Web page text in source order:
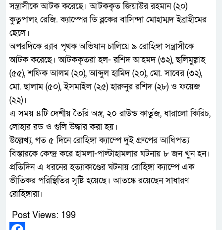
সন্ত্রাসীকে আটক করেছে। আটককৃত জিয়াউর রহমান (২০)
কুতুপালং রেজি. ক্যাম্পের ডি ব্লকের বাসিন্দা মোহাম্মদ ইব্রাহীমের
ছেলে।
অপরদিকে র‌্যাব পৃথক অভিযান চালিয়ে ৯ রোহিঙ্গা সন্ত্রাসীকে
আটক করেছে। আটককৃতরা হল- রশিদ আহমদ (৩২), ছলিমুল্লাহ
(৫৫), শফিক আলম (২০), আব্দুল হামিদ (২০), মো. সাবের (৩২),
মো. ছালাম (৫০), ইসমাইল (২৫) হারুনুর রশিদ (২৮) ও ফয়েজ
(২২)।
এ সময় ৪টি দেশীয় তৈরি অস্ত্র, ২০ রাউন্ড কার্তুজ, ধারালো কিরিচ,
লোহার রড ও গুলি উদ্ধার করা হয়।
উল্লেখ্য, গত ৫ দিনে রোহিঙ্গা ক্যাম্পে দুই গ্রুপের আধিপত্য
বিস্তারকে কেন্দ্র করে হামলা-পাল্টাহামলার ঘটনায় ৮ জন খুন হন।
প্রতিদিন এ ধরনের হত্যাকাণ্ডের ঘটনায় রোহিঙ্গা ক্যাম্পে এক
ভীতিকর পরিস্থিতির সৃষ্টি হয়েছে। আতঙ্কে রয়েছেন সাধারণ
রোহিঙ্গারা।
Post Views: 199